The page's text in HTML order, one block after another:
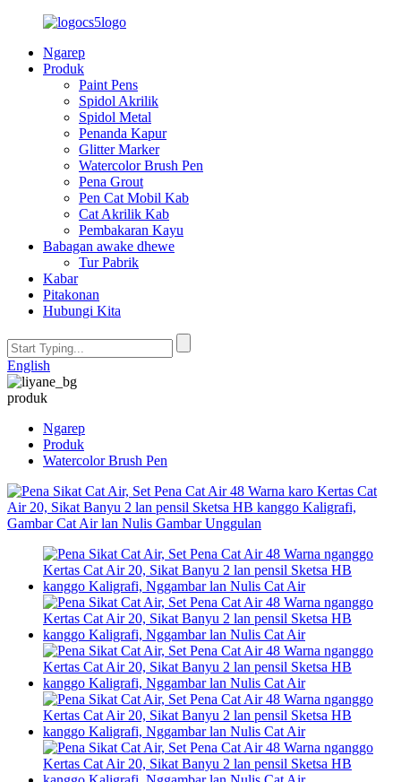
Ngarep
Produk
Paint Pens
Spidol Akrilik
Spidol Metal
Penanda Kapur
Glitter Marker
Watercolor Brush Pen
Pena Grout
Pen Cat Mobil Kab
Cat Akrilik Kab
Pembakaran Kayu
Babagan awake dhewe
Tur Pabrik
Kabar
Pitakonan
Hubungi Kita
English
produk
Ngarep
Produk
Watercolor Brush Pen